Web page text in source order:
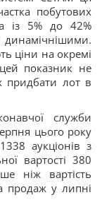
побутових
із 5% до 42%
динамічнішими.
ціни на окремі
показник не
придбати лот в
служби
цього року
аукціонів з
вартості 380
ніж вартість
продаж у липні